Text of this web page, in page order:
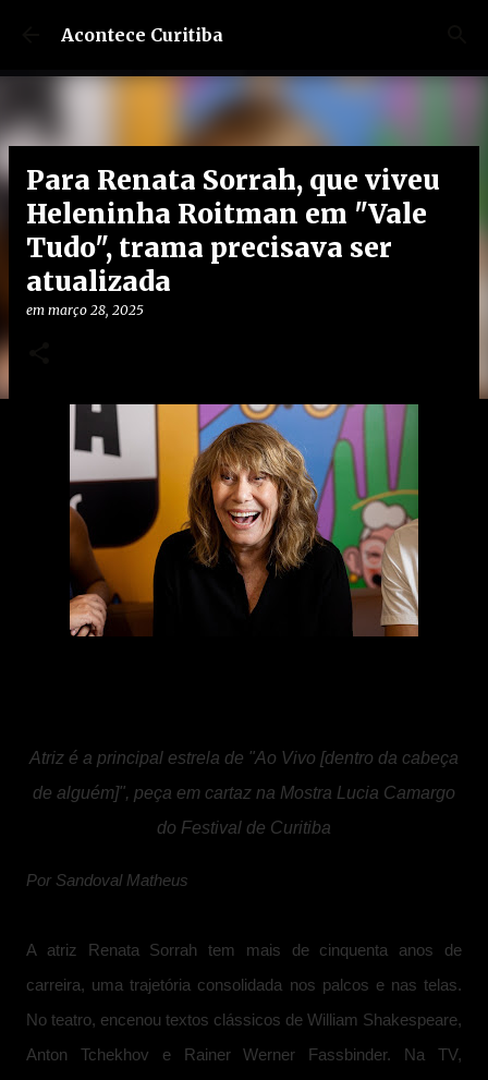
Pular para o conteúdo principal
Acontece Curitiba
Para Renata Sorrah, que viveu
Heleninha Roitman em "Vale
Tudo", trama precisava ser
atualizada
em março 28, 2025
Atriz é a principal estrela de "Ao Vivo [dentro da cabeça
de alguém]", peça em cartaz na Mostra Lucia Camargo
do Festival de Curitiba
Por Sandoval Matheus
A atriz Renata Sorrah tem mais de cinquenta anos de
carreira, uma trajetória consolidada nos palcos e nas telas.
No teatro, encenou textos clássicos de William Shakespeare,
Anton Tchekhov e Rainer Werner Fassbinder. Na TV,